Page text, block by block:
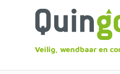
Veilig, wendbaar en